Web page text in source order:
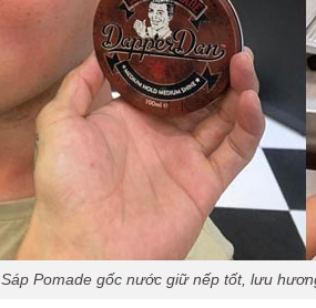
Sáp Pomade gốc nước giữ nếp tốt, lưu